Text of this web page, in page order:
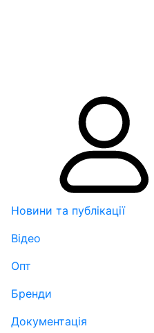
Новини та публікації
Відео
Опт
Бренди
Документація